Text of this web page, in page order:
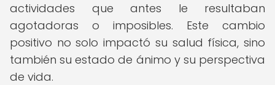
actividades que antes le resultaban
agotadoras o imposibles. Este cambio
positivo no solo impactó su salud física, sino
también su estado de ánimo y su perspectiva
de vida.